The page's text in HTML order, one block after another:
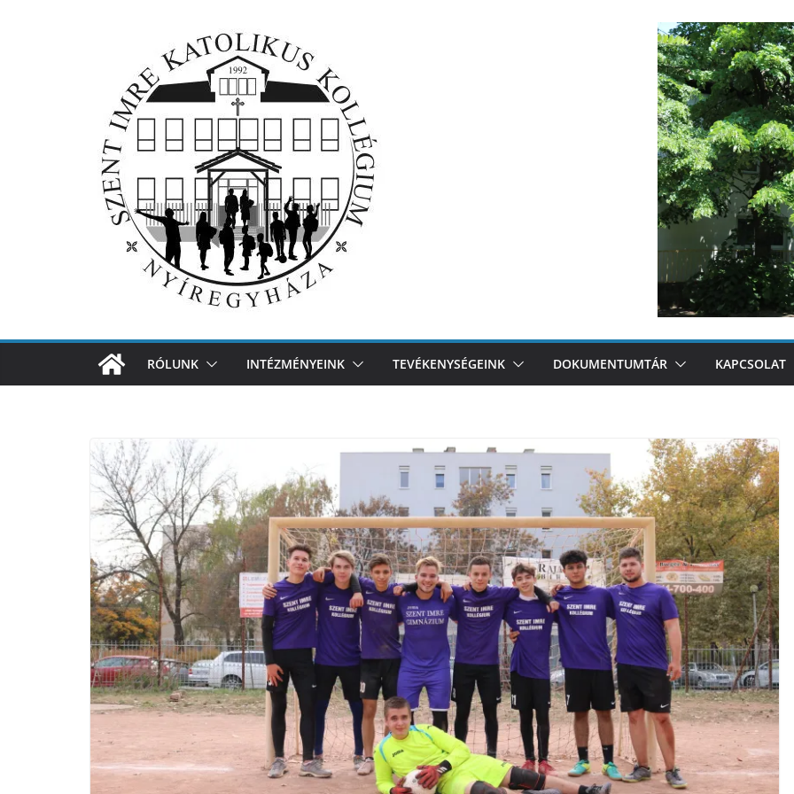
RÓLUNK INTÉZMÉNYEINK TEVÉKENYSÉGEINK DOKUMENTUMTÁR KAPCSOLAT